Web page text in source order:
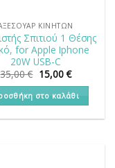
ΚΙΝΗΤΩΝ
Σπιτιού 1 Θέσης
for Apple Iphone
20W USB-C
35,00€ Original
price
was:
35,00 €.
15,00€Η
τρέχουσα
τιμή
είναι:
15,00 €.
στο καλάθι